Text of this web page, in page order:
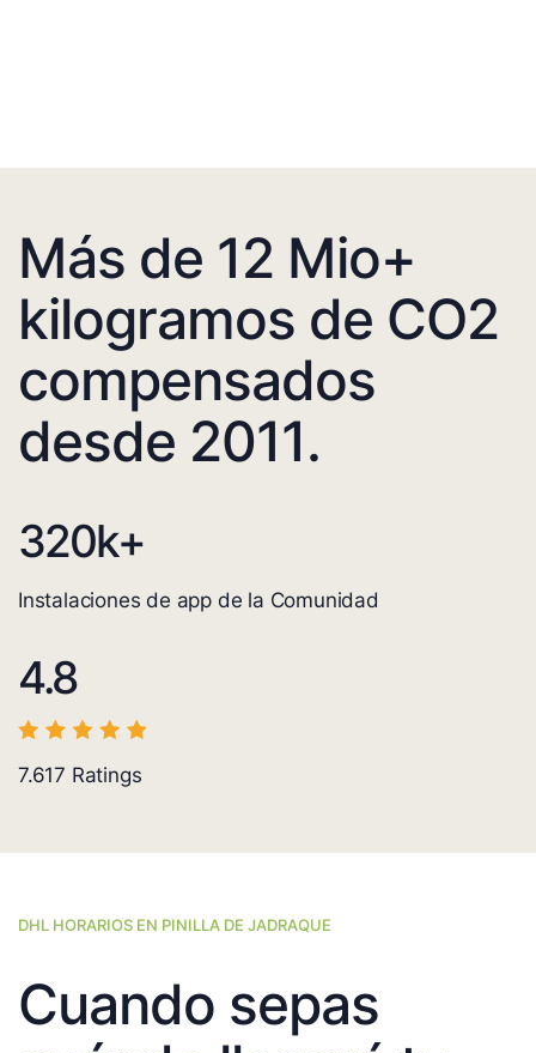
Más de 12 Mio+
kilogramos de CO2
compensados
desde 2011.
320k+
Instalaciones de app de la Comunidad
4.8
7.617 Ratings
DHL HORARIOS EN PINILLA DE JADRAQUE
Cuando sepas